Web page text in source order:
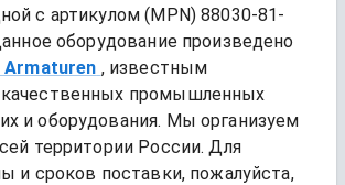
с артикулом (MPN) 88030-81-
оборудование произведено
Armaturen , известным
промышленных
и оборудования. Мы организуем
территории России. Для
и сроков поставки, пожалуйста,